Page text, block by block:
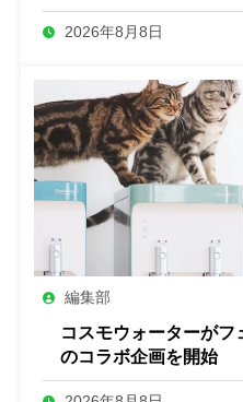
2026年8月8日
編集部
コスモウォーターがフ
のコラボ企画を開始